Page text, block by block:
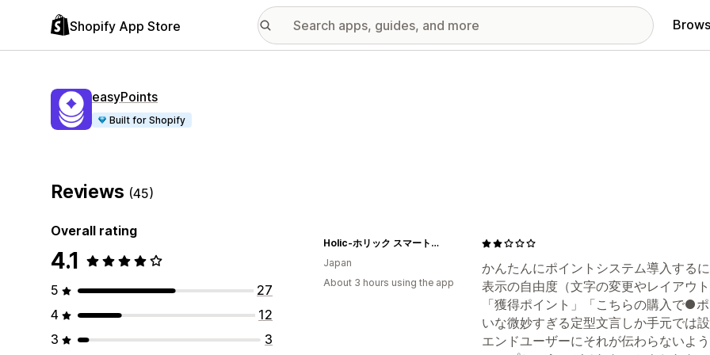
Shopify App Store
easyPoints
Built for Shopify
Reviews (45)
Overall rating
4.1
5
27
4
12
3
3
かんたんにポイントシステム導入する
表示の自由度（文字の変更やレイアウ
「獲得ポイント」「こちらの購入で●
いな微妙すぎる定型文言しか手元では
エンドユーザーにそれが伝わらないよ
Holic-ホリック スマートフォンiphoneケース、Androidケース
Japan
About 3 hours using the app